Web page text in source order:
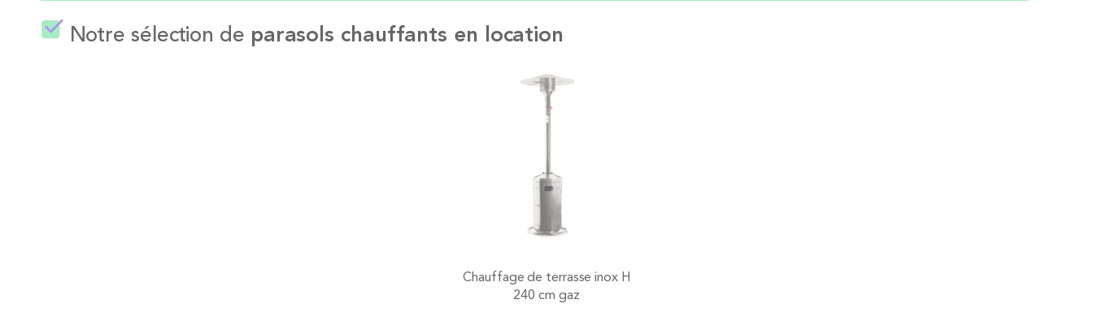
Notre sélection de parasols chauffants en location
Chauffage de terrasse inox H
240 cm gaz